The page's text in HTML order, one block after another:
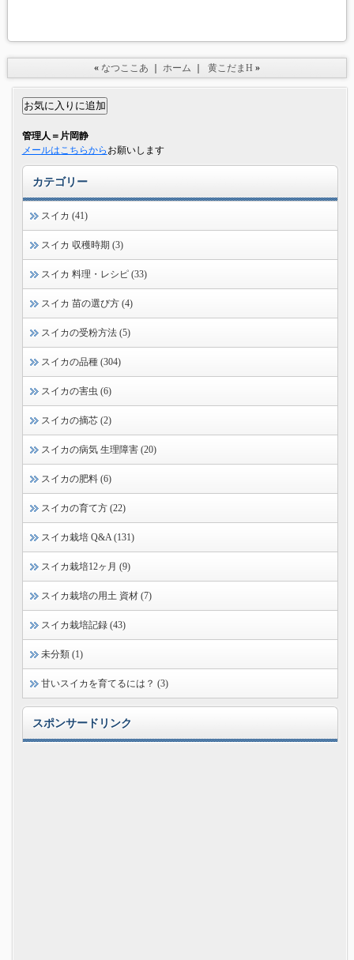
« なつここあ ｜ ホーム ｜ 黄こだまH »
管理人＝片岡静
メールはこちらから お願いします
カテゴリー
スイカ (41)
スイカ 収穫時期 (3)
スイカ 料理・レシピ (33)
スイカ 苗の選び方 (4)
スイカの受粉方法 (5)
スイカの品種 (304)
スイカの害虫 (6)
スイカの摘芯 (2)
スイカの病気 生理障害 (20)
スイカの肥料 (6)
スイカの育て方 (22)
スイカ栽培 Q&A (131)
スイカ栽培12ヶ月 (9)
スイカ栽培の用土 資材 (7)
スイカ栽培記録 (43)
未分類 (1)
甘いスイカを育てるには？ (3)
スポンサードリンク